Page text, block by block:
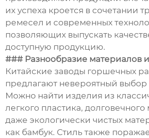
их успеха кроется в сочетании
ремесел и современных
позволяющих выпускать
доступную продукцию.
### Разнообразие материалов
Китайские заводы горшечных
предлагают невероятный выбор
Можно найти изделия из
легкого пластика, долговечного
даже экологически чистых
как бамбук. Стиль также